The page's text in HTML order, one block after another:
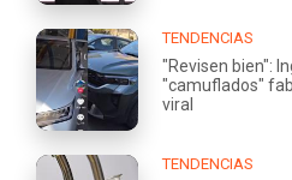
TENDENCIAS
"Revisen bien":
"camuflados"
viral
TENDENCIAS